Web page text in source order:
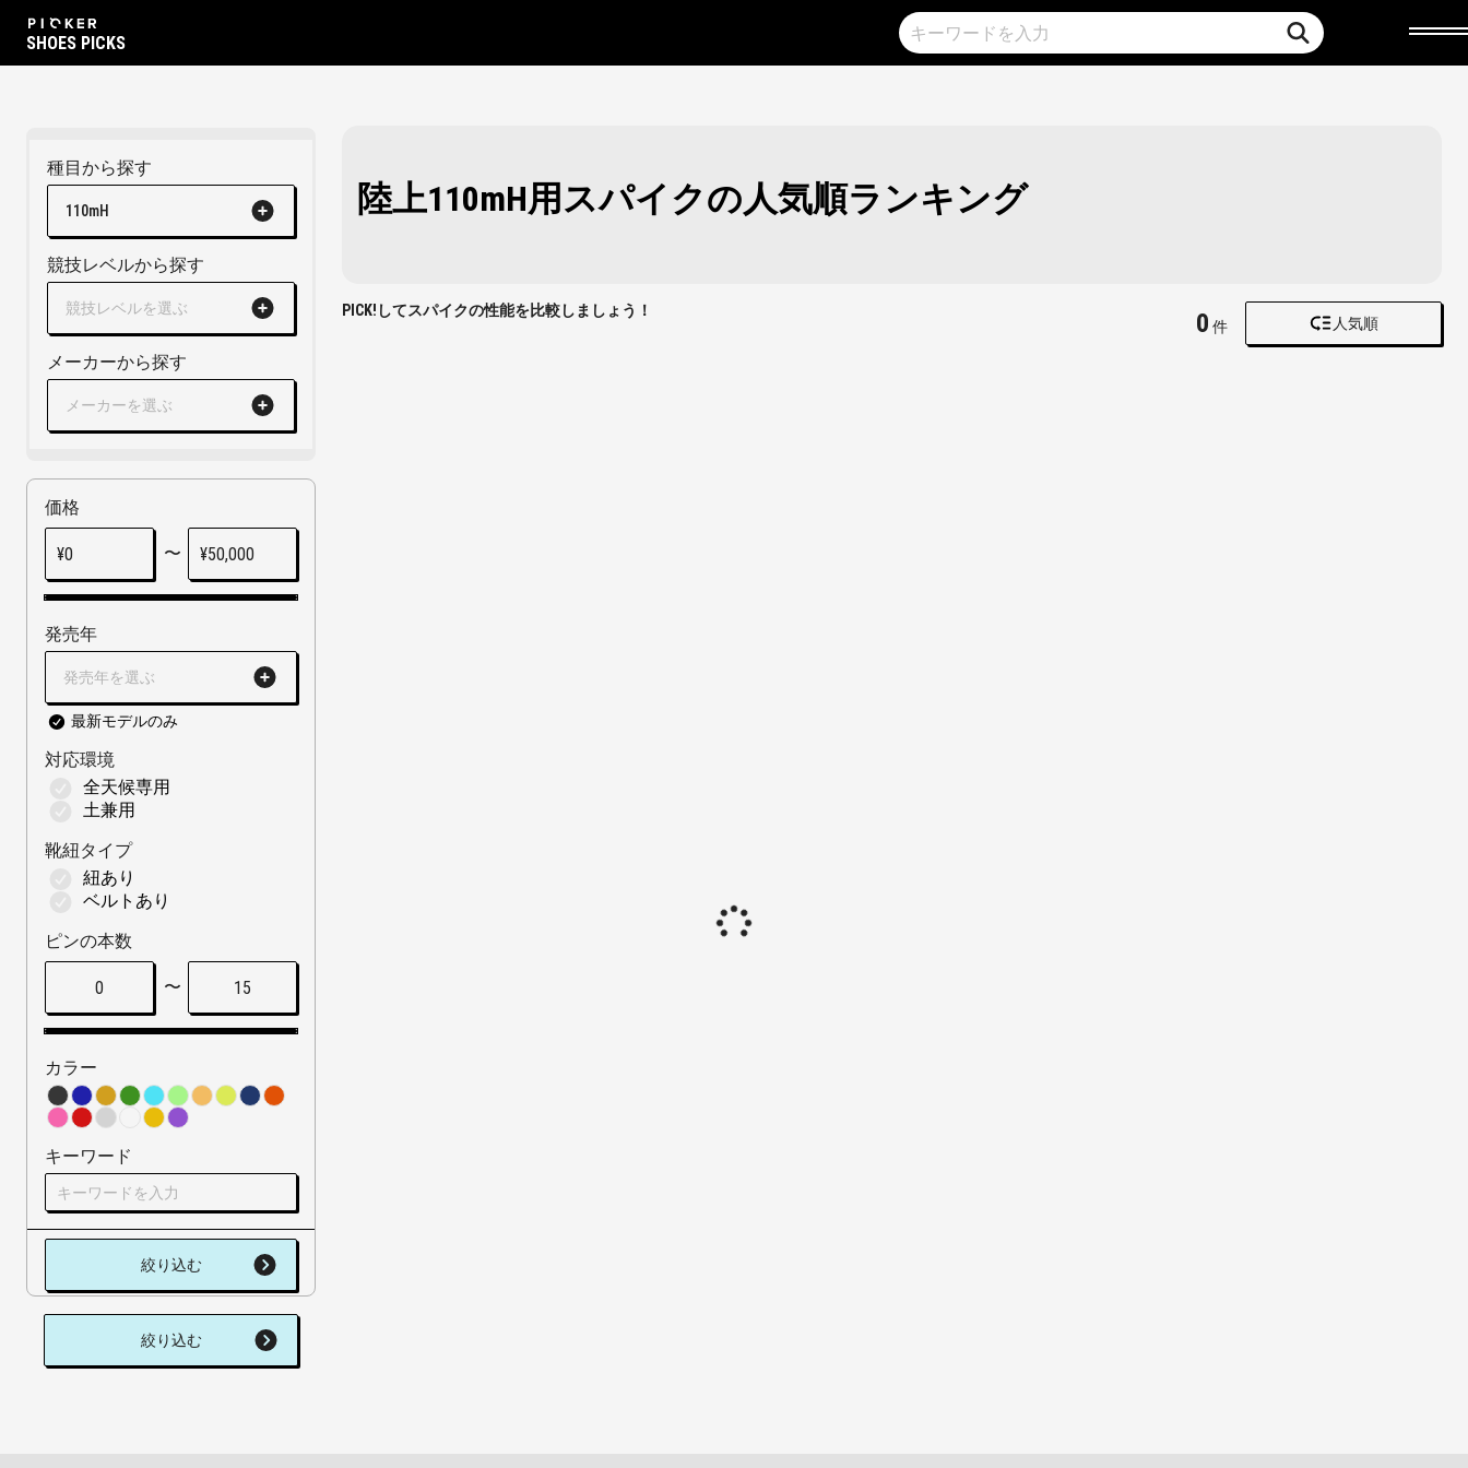
SHOES PICKS
種目から探す
110mH
競技レベルから探す
競技レベルを選ぶ
メーカーから探す
メーカーを選ぶ
価格
¥0 〜 ¥50,000
発売年
発売年を選ぶ
最新モデルのみ
対応環境
全天候専用
土兼用
靴紐タイプ
紐あり
ベルトあり
ピンの本数
0 〜 15
カラー
キーワード
絞り込む
絞り込む
陸上110mH用スパイクの人気順ランキング
PICK!してスパイクの性能を比較しましょう！ 0 件 人気順